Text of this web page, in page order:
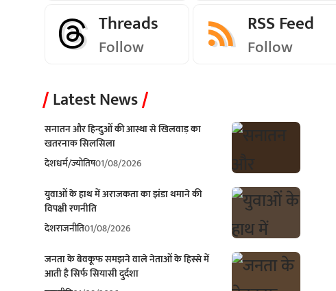
Threads
Follow
RSS Feed
Follow
Latest News
सनातन और हिन्दुओं की आस्था से खिलवाड़ का
खतरनाक सिलसिला
देशधर्म/ज्योतिष01/08/2026
युवाओं के हाथ में अराजकता का झंडा थमाने की
विपक्षी रणनीति
देशराजनीति01/08/2026
जनता के बेवकूफ समझने वाले नेताओं के हिस्से में
आती है सिर्फ सियासी दुर्दशा